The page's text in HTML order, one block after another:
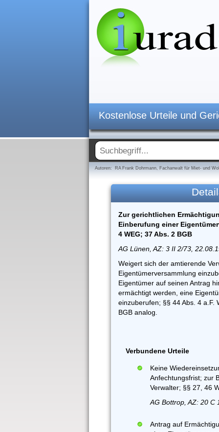
Kostenlose Urteile und
Autoren: RA Frank Dohrmann, Fachanwalt für Miet- und
Zur gerichtlichen
Einberufung einer
4 WEG; 37 Abs. 2 BGB
AG Lünen, AZ: 3 II 2/73,
Weigert sich der amtierende
Eigentümerversammlung
Eigentümer auf seinen Antrag
ermächtigt werden, eine
einzuberufen; §§ 44 Abs. 4 a.F.
BGB analog.
Verbundene Urteile
Keine
Anfechtungsfrist; zur
Verwalter; §§ 27, 46
AG Bottrop, AZ: 20 C
Antrag auf